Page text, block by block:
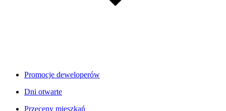
Promocje deweloperów
Dni otwarte
Przeceny mieszkań